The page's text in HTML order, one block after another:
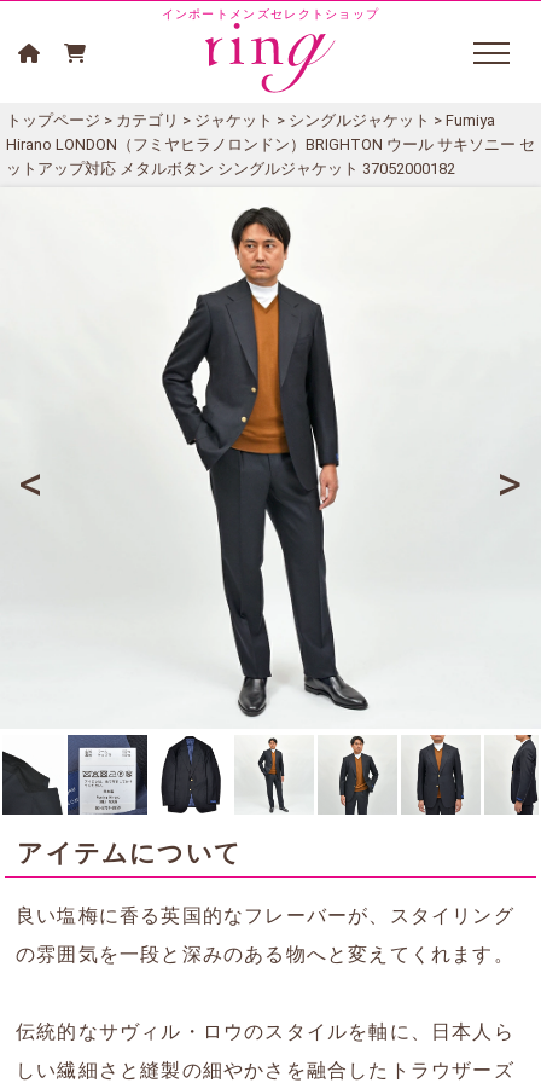
インポートメンズセレクトショップ
トップページ > カテゴリ > ジャケット > シングルジャケット > Fumiya
Hirano LONDON（フミヤヒラノロンドン）BRIGHTON ウール サキソニー セ
ットアップ対応 メタルボタン シングルジャケット 37052000182
アイテムについて
良い塩梅に香る英国的なフレーバーが、スタイリング
の雰囲気を一段と深みのある物へと変えてくれます。
伝統的なサヴィル・ロウのスタイルを軸に、日本人ら
しい繊細さと縫製の細やかさを融合したトラウザーズ